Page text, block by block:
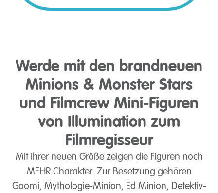
Werde mit den brandneuen
Minions & Monster Stars
und Filmcrew Mini-Figuren
von Illumination zum
Filmregisseur
Mit ihrer neuen Größe zeigen die Figuren noch
MEHR Charakter. Zur Besetzung gehören
Goomi, Mythologie-Minion, Ed Minion, Detektiv-